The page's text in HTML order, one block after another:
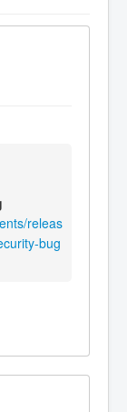
releas
bug